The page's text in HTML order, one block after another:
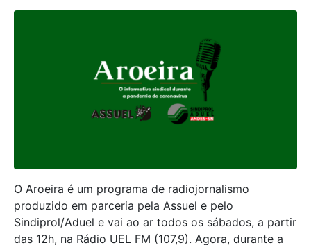
O Aroeira é um programa de radiojornalismo
produzido em parceria pela Assuel e pelo
Sindiprol/Aduel e vai ao ar todos os sábados, a partir
das 12h, na Rádio UEL FM (107,9). Agora, durante a